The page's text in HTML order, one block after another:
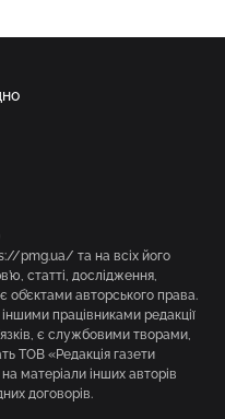
pmg.ua/ та на всіх його
статті, дослідження,
об’єктами авторського права.
працівниками редакції
є службовими творами,
ТОВ «Редакція газети
матеріали інших авторів
договорів.